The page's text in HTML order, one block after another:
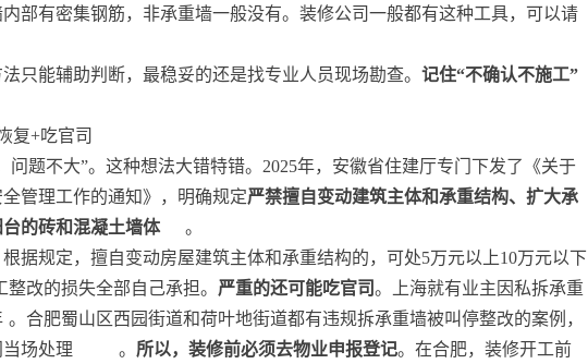
部有密集钢筋，非承重墙一般没有。装修公司一般都有这种工具，可以请
只能辅助判断，最稳妥的还是找专业人员现场勘查。记住“不确认不施工”
复+吃官司
问题不大”。这种想法大错特错。2025年，安徽省住建厅专门下发了《关于
管理工作的通知》，明确规定严禁擅自变动建筑主体和承重结构、扩大承
的砖和混凝土墙体
。
根据规定，擅自变动房屋建筑主体和承重结构的，可处5万元以上10万元以下
整改的损失全部自己承担。 严重的还可能吃官司。上海就有业主因私拆承重
。合肥蜀山区西园街道和荷叶地街道都有违规拆承重墙被叫停整改的案例，
场处理
。所以，装修前必须去物业申报登记。在合肥，装修开工前